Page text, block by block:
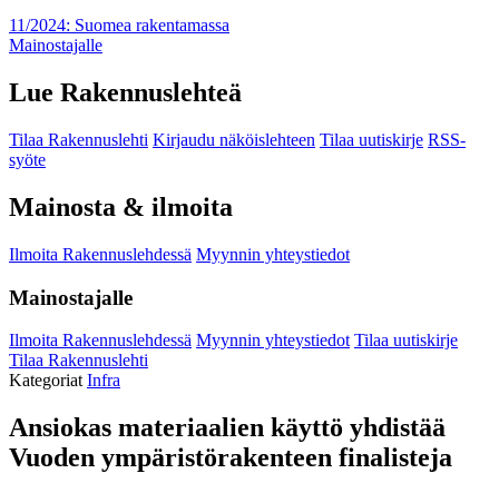
11/2024: Suomea rakentamassa
Mainostajalle
Lue Rakennuslehteä
Tilaa Rakennuslehti Kirjaudu näköislehteen Tilaa uutiskirje RSS-
syöte
Mainosta & ilmoita
Ilmoita Rakennuslehdessä Myynnin yhteystiedot
Mainostajalle
Ilmoita Rakennuslehdessä Myynnin yhteystiedot Tilaa uutiskirje
Tilaa Rakennuslehti
KategoriatInfra
Ansiokas materiaalien käyttö yhdistää
Vuoden ympäristörakenteen finalisteja